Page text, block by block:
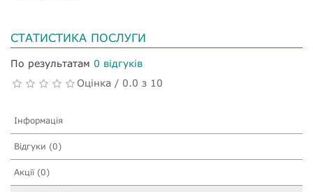
СТАТИСТИКА ПОСЛУГИ
По результатам 0 відгуків
Оцінка / 0.0 з 10
Інформація
Відгуки (0)
Акції (0)